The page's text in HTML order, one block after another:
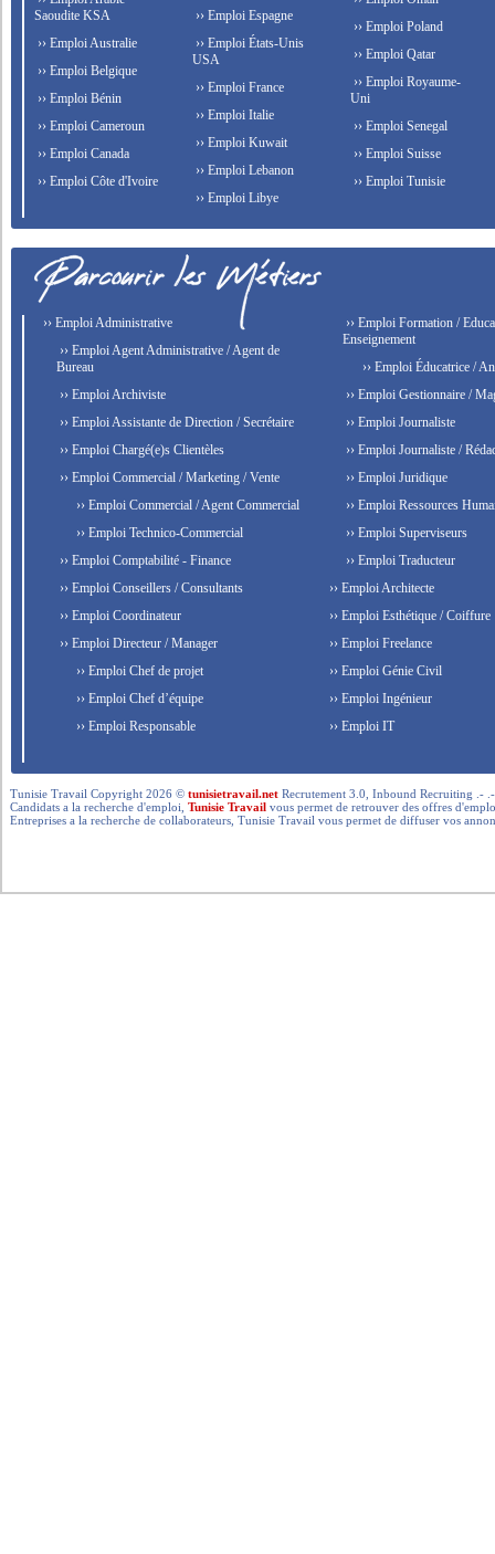
Saoudite KSA
›› Emploi Australie
›› Emploi Belgique
›› Emploi Bénin
›› Emploi Cameroun
›› Emploi Canada
›› Emploi Côte d'Ivoire
›› Emploi Espagne
›› Emploi États-Unis
USA
›› Emploi France
›› Emploi Italie
›› Emploi Kuwait
›› Emploi Lebanon
›› Emploi Libye
›› Emploi Poland
›› Emploi Qatar
›› Emploi Royaume-
Uni
›› Emploi Senegal
›› Emploi Suisse
›› Emploi Tunisie
›› Emploi Administrative
›› Emploi Agent Administrative / Agent de
Bureau
›› Emploi Archiviste
›› Emploi Assistante de Direction / Secrétaire
›› Emploi Chargé(e)s Clientèles
›› Emploi Commercial / Marketing / Vente
›› Emploi Commercial / Agent Commercial
›› Emploi Technico-Commercial
›› Emploi Comptabilité - Finance
›› Emploi Conseillers / Consultants
›› Emploi Coordinateur
›› Emploi Directeur / Manager
›› Emploi Chef de projet
›› Emploi Chef d’équipe
›› Emploi Responsable
›› Emploi Formation /
Enseignement
›› Emploi Éducatrice /
›› Emploi Gestionnaire /
›› Emploi Journaliste
›› Emploi Journaliste /
›› Emploi Juridique
›› Emploi Ressources
›› Emploi Superviseurs
›› Emploi Traducteur
›› Emploi Architecte
›› Emploi Esthétique / Coiffure
›› Emploi Freelance
›› Emploi Génie Civil
›› Emploi Ingénieur
›› Emploi IT
Tunisie Travail Copyright 2026 ©tunisietravail.net Recrutement 3.0, Inbound Recruiting .-
Candidats a la recherche d'emploi,Tunisie Travail vous permet de retrouver des offres
Entreprises a la recherche de collaborateurs, Tunisie Travail vous permet de diffuser vos